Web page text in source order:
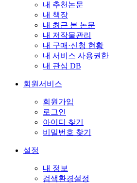
내 추천논문
내 책장
내 최근 본 논문
내 저작물관리
내 구매·신청 현황
내 서비스 사용권한
내 관심 DB
회원서비스
회원가입
로그인
아이디 찾기
비밀번호 찾기
설정
내 정보
검색환경설정